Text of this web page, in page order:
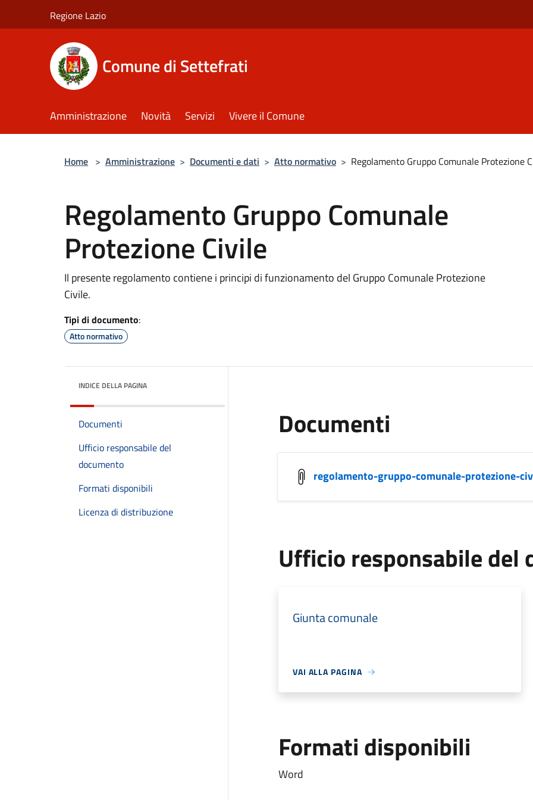
Regione Lazio
Comune di Settefrati
Amministrazione Novità Servizi Vivere il Comune
Home > Amministrazione > Documenti e dati > Atto normativo > Regolamento Gruppo Comunale Protezione
Regolamento Gruppo Comunale
Protezione Civile
Il presente regolamento contiene i principi di funzionamento del Gruppo Comunale Protezione
Civile.
Tipi di documento:
Atto normativo
INDICE DELLA PAGINA
Documenti
Ufficio responsabile del
documento
Formati disponibili
Licenza di distribuzione
Documenti
regolamento-gruppo-comunale-protezione-
Ufficio responsabile del
Giunta comunale
VAI ALLA PAGINA
Formati disponibili
Word